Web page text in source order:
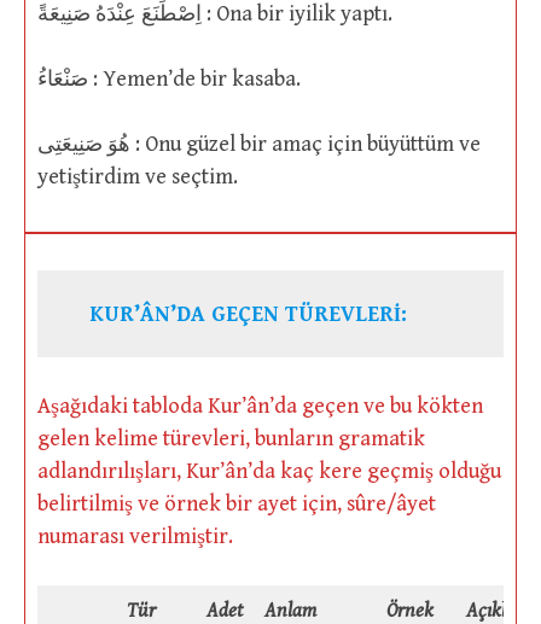
اِصْطَنَعَ عِنْدَهُ صَنِيعَةً : Ona bir iyilik yaptı.
صَنْعَاءُ : Yemen’de bir kasaba.
هُوَ صَنِيعَتِى : Onu güzel bir amaç için büyüttüm ve
yetiştirdim ve seçtim.
KUR’ÂN’DA GEÇEN TÜREVLERİ:
Aşağıdaki tabloda Kur’ân’da geçen ve bu kökten
gelen kelime türevleri, bunların gramatik
adlandırılışları, Kur’ân’da kaç kere geçmiş olduğu
belirtilmiş ve örnek bir ayet için, sûre/âyet
numarası verilmiştir.
Tür Adet Anlam Örnek Açıklama